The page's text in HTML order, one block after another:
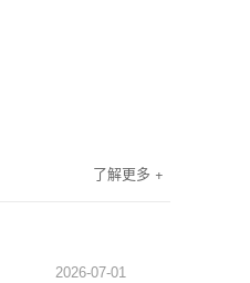
了解更多 +
2026-07-01